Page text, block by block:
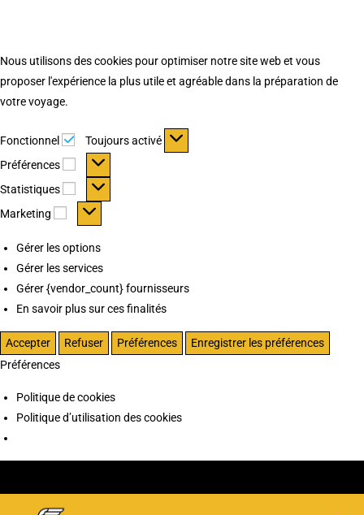
Nous utilisons des cookies pour optimiser notre site web et vous
proposer l'expérience la plus utile et agréable dans la préparation de
votre voyage.
Fonctionnel Fonctionnel
Toujours activé
Préférences
Préférences
Statistiques Statistiques
Marketing Marketing
Gérer les options
Gérer les services
Gérer {vendor_count} fournisseurs
En savoir plus sur ces finalités
Accepter Refuser Préférences
Enregistrer les préférences
Préférences
Politique de cookies
Politique d’utilisation des cookies